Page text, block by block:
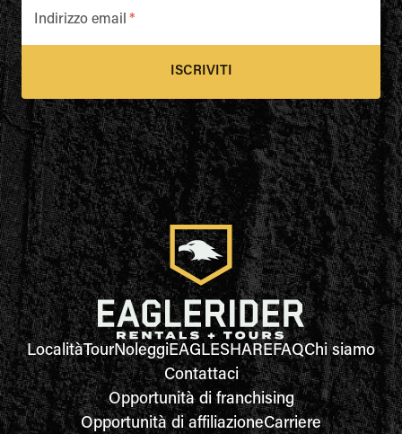
Indirizzo email *
ISCRIVITI
LocalitàTourNoleggiEAGLESHAREFAQChi siamo
Contattaci
Opportunità di franchising
Opportunità di affiliazioneCarriere